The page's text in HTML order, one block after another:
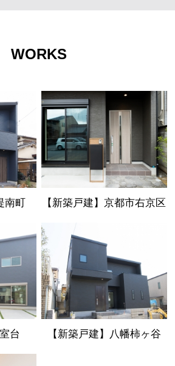
WORKS
南町 【新築戸建】京都市右京区
台 【新築戸建】八幡柿ヶ谷